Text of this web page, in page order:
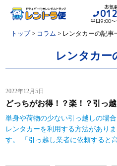
お気
平日9:00〜
トップ> コラム > レンタカーの記事
レンタカー
2022年12月5日
どっちがお得！？楽！？引っ
単身や荷物の少ない引っ越しの場合
レンタカーを利用する方法がありま
す。 「引っ越し業者に依頼すると